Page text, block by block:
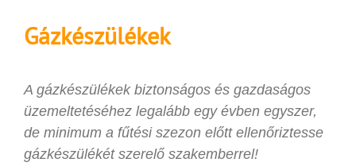
Gázkészülékek
A gázkészülékek biztonságos és gazdaságos
üzemeltetéséhez legalább egy évben egyszer,
de minimum a fűtési szezon előtt ellenőriztesse
gázkészülékét szerelő szakemberrel!